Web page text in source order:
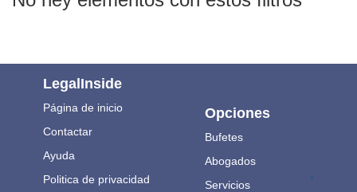
LegalInside
Página de inicio
Contactar
Ayuda
Politica de privacidad
Opciones
Bufetes
Abogados
Servicios
.